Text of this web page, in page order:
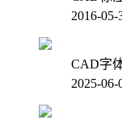
2016-
CAD字
2025-